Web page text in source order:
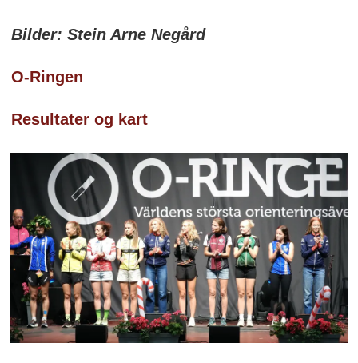
Bilder: Stein Arne Negård
O-Ringen
Resultater og kart